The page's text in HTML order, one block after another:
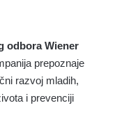
odbora Wiener
prepoznaje
razvoj mladih,
i prevenciji